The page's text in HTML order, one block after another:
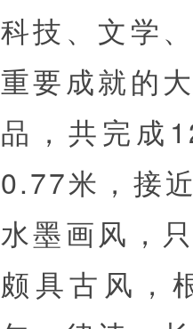
科技、文学
重要成就的
品，共完成
0.77米，接
水墨画风，
颇具古风，